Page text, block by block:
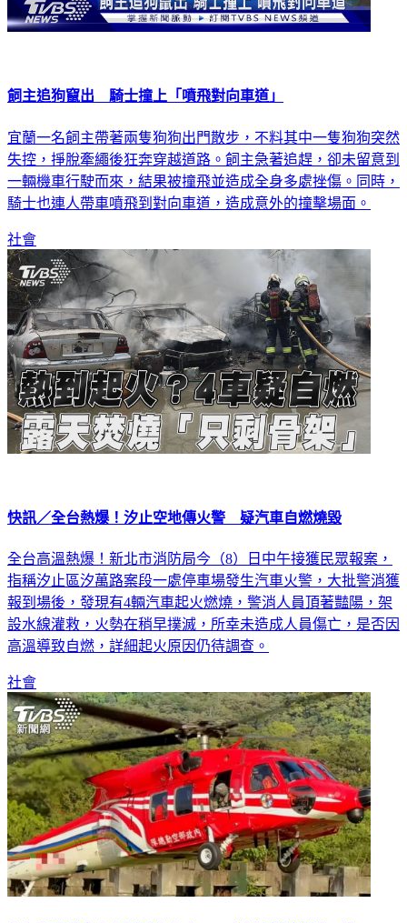
飼主追狗竄出 騎士撞上「噴飛對向車道」
宜蘭一名飼主帶著兩隻狗狗出門散步，不料其中一隻狗狗突然
失控，掙脫牽繩後狂奔穿越道路。飼主急著追趕，卻未留意到
一輛機車行駛而來，結果被撞飛並造成全身多處挫傷。同時，
騎士也連人帶車噴飛到對向車道，造成意外的撞擊場面。
社會
快訊／全台熱爆！汐止空地傳火警 疑汽車自燃燒毀
全台高溫熱爆！新北市消防局今（8）日中午接獲民眾報案，
指稱汐止區汐萬路案段一處停車場發生汽車火警，大批警消獲
報到場後，發現有4輛汽車起火燃燒，警消人員頂著豔陽，架
設水線灌救，火勢在稍早撲滅，所幸未造成人員傷亡，是否因
高溫導致自燃，詳細起火原因仍待調查。
社會